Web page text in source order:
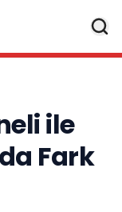
ile
Fark